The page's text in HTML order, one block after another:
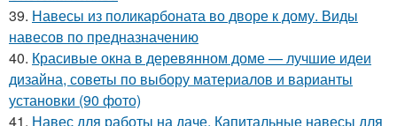
39. Навесы из поликарбоната во дворе к дому. Виды
навесов по предназначению
40. Красивые окна в деревянном доме — лучшие идеи
дизайна, советы по выбору материалов и варианты
установки (90 фото)
41. Навес для работы на даче. Капитальные навесы для